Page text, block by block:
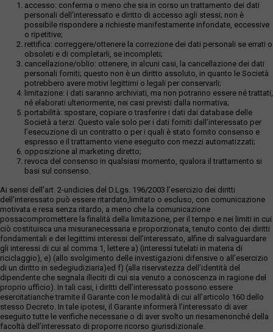
accesso: conferma o meno che sia in corso un trattamento dei dati
personali dell’interessato e diritto di accesso agli stessi; non è
possibile rispondere a richieste manifestamente infondate, eccessive
o ripetitive;
rettifica: correggere/ottenere la correzione dei dati personali se errati o
obsoleti e di completarli, se incompleti;
cancellazione/oblio: ottenere, in alcuni casi, la cancellazione dei dati
personali forniti; questo non è un diritto assoluto, in quanto le Società
potrebbero avere motivi legittimi o legali per conservarli;
limitazione: i dati saranno archiviati, ma non potranno essere né trattati,
né elaborati ulteriormente, nei casi previsti dalla normativa;
portabilità: spostare, copiare o trasferire i dati dai database delle
Società a terzi. Questo vale solo per i dati forniti dall’interessato per
l’esecuzione di un contratto o per i quali è stato fornito consenso e
espresso e il trattamento viene eseguito con mezzi automatizzati;
opposizione al marketing diretto;
revoca del consenso in qualsiasi momento, qualora il trattamento si
basi sul consenso.
Ai sensi dell’art. 2-undicies del D.Lgs. 196/2003 l’esercizio dei diritti
dell’interessato può essere ritardato,limitato o escluso, con comunicazione
motivata e resa senza ritardo, a meno che la comunicazione
possacompromettere la finalità della limitazione, per il tempo e nei limiti in cui
ciò costituisca una misuranecessaria e proporzionata, tenuto conto dei diritti
fondamentali e dei legittimi interessi dell’interessato, alfine di salvaguardare
gli interessi di cui al comma 1, lettere a) (interessi tutelati in materia di
riciclaggio), e) (allo svolgimento delle investigazioni difensive o all’esercizio
di un diritto in sedegiudiziaria)ed f) (alla riservatezza dell’identità del
dipendente che segnala illeciti di cui sia venuto a conoscenza in ragione del
proprio ufficio). In tali casi, i diritti dell’interessato possono essere
esercitatianche tramite il Garante con le modalità di cui all’articolo 160 dello
stesso Decreto. In tale ipotesi, il Garante informerà l’interessato di aver
eseguito tutte le verifiche necessarie o di aver svolto un riesamenonché della
facoltà dell’interessato di proporre ricorso giurisdizionale.